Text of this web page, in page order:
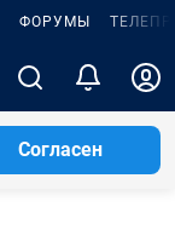
ФОРУМЫ
Согласен